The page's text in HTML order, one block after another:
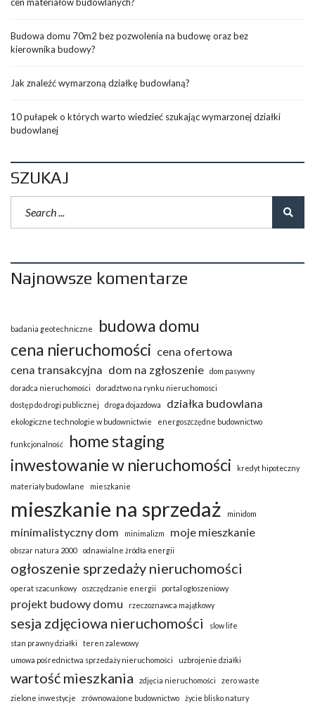
Budowa domu 70m2 bez pozwolenia na budowę oraz bez
kierownika budowy?
Jak znaleźć wymarzoną działkę budowlaną?
10 pułapek o których warto wiedzieć szukając wymarzonej działki
budowlanej
SZUKAJ
Najnowsze komentarze
badania geotechniczne
budowa domu
cena nieruchomości cena ofertowa
cena transakcyjna dom na zgłoszenie
dom pasywny
doradca nieruchomości
doradztwo na rynku nieruchomosci
dostęp do drogi publicznej
droga dojazdowa działka budowlana
ekologiczne technologie w budownictwie energoszczędne budownictwo
funkcjonalność
home staging
inwestowanie w nieruchomości
kredyt hipoteczny
materiały budowlane
mieszkanie
mieszkanie na sprzedaż minidom
minimalistyczny dom minimalizm moje mieszkanie
obszar natura 2000 odnawialne żródła energii
ogłoszenie sprzedaży nieruchomości
operat szacunkowy oszczędzanie energii portal ogłoszeniowy
projekt budowy domu rzeczoznawca majątkowy
sesja zdjęciowa nieruchomości
slow life
stan prawny działki
teren zalewowy
umowa pośrednictwa sprzedaży nieruchomości
uzbrojenie działki
wartość mieszkania zdjęcia nieruchomości
zero waste
zielone inwestycje
zrównoważone budownictwo życie blisko natury